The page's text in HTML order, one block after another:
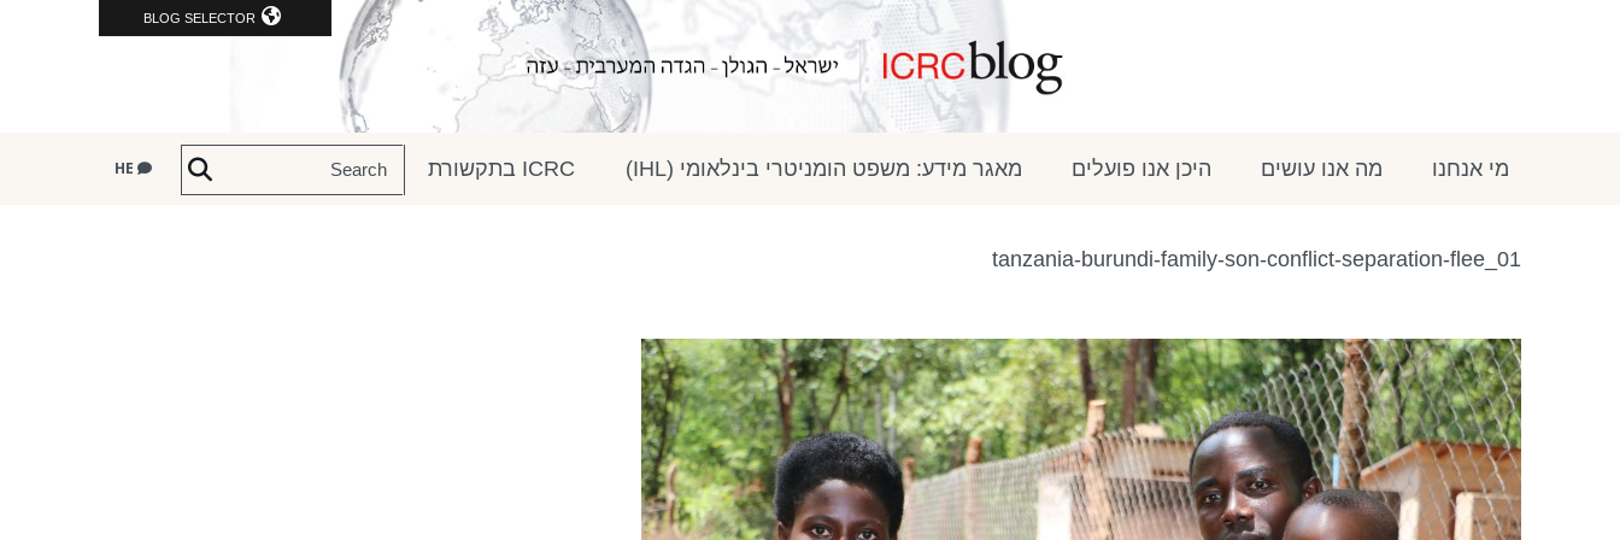
BLOG SELECTOR
מי אנחנו מה אנו עושים היכן אנו פועלים מאגר מידע: משפט הומניטרי בינלאומי (IHL) ICRC בתקשורת
tanzania-burundi-family-son-conflict-separation-flee_01